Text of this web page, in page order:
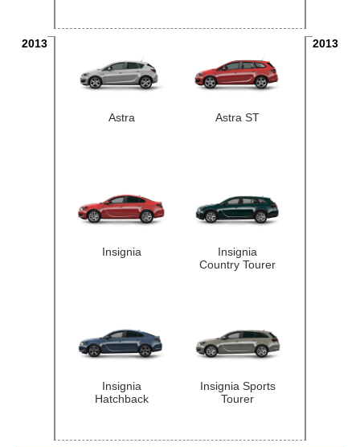
2013 2013
Astra Astra ST
Insignia
Insignia
Country Tourer
Insignia
Hatchback
Insignia Sports
Tourer